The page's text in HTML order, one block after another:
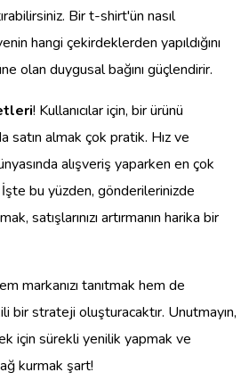
Bir t-shirt'ün nasıl
hangi çekirdeklerden yapıldığını
olan duygusal bağını güçlendirir.
! Kullanıcılar için, bir ürünü
satın almak çok pratik. Hız ve
alışveriş yaparken en çok
bu yüzden, gönderilerinizde
satışlarınızı artırmanın harika bir
markanızı tanıtmak hem de
bir strateji oluşturacaktır. Unutmayın,
için sürekli yenilik yapmak ve
kurmak şart!